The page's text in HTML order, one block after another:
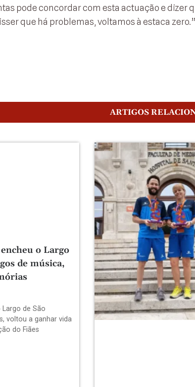
pode concordar com esta actuação e dizer
que há problemas, voltamos à estaca
ARTIGOS
o Largo
de música,
Largo de São
voltou a ganhar vida
do Fiães